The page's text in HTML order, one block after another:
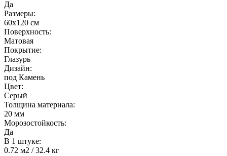
Да
Размеры:
60х120 см
Поверхность:
Матовая
Покрытие:
Глазурь
Дизайн:
под Камень
Цвет:
Серый
Толщина материала:
20 мм
Морозостойкость:
Да
В 1 штуке:
0.72 м2 / 32.4 кг